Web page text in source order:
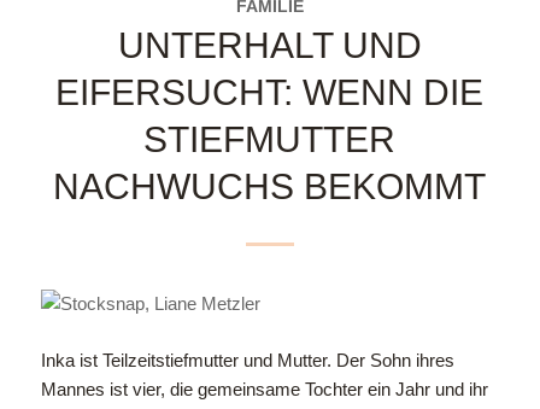
FAMILIE
UNTERHALT UND
EIFERSUCHT: WENN DIE
STIEFMUTTER
NACHWUCHS BEKOMMT
Inka ist Teilzeitstiefmutter und Mutter. Der Sohn ihres
Mannes ist vier, die gemeinsame Tochter ein Jahr und ihr